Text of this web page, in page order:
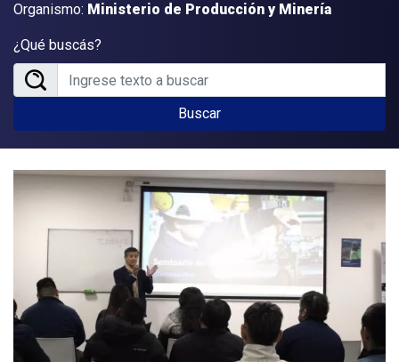
Organismo: Ministerio de Producción y Minería
¿Qué buscás?
Buscar